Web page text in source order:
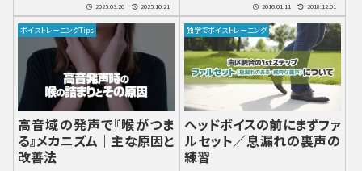
2025.03.26 2025.10.21 2016.01.11 2018.12.01
ボイストレーニングTips
高音域の発声で『喉がつま
る』メカニズム｜主な原因と
改善法
独学でボイストレーニング
ヘッドボイスの前にまずファ
ルセット／息漏れの裏声の
練習